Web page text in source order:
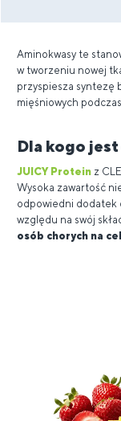
Aminokwasy te
w tworzeniu nowej
przyspiesza syntezę
mięśniowych
Dla kogo
JUICY Protein z
Wysoka zawartość
odpowiedni dodatek
względu na swój
osób chorych na